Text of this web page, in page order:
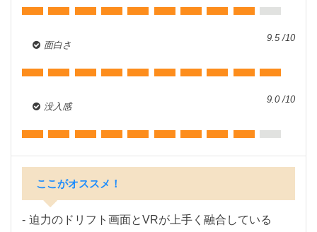
面白さ
9.5 /10
没入感
9.0 /10
ここがオススメ！
迫力のドリフト画面とVRが上手く融合している